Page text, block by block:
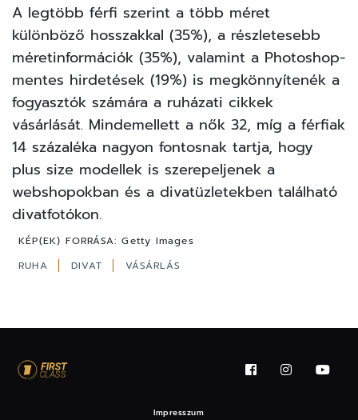
A legtöbb férfi szerint a több méret
különböző hosszakkal (35%), a részletesebb
méretinformációk (35%), valamint a Photoshop-
mentes hirdetések (19%) is megkönnyítenék a
fogyasztók számára a ruházati cikkek
vásárlását. Mindemellett a nők 32, míg a férfiak
14 százaléka nagyon fontosnak tartja, hogy
plus size modellek is szerepeljenek a
webshopokban és a divatüzletekben található
divatfotókon.
KÉP(EK) FORRÁSA: Getty Images
RUHA
DIVAT VÁSÁRLÁS
Impresszum